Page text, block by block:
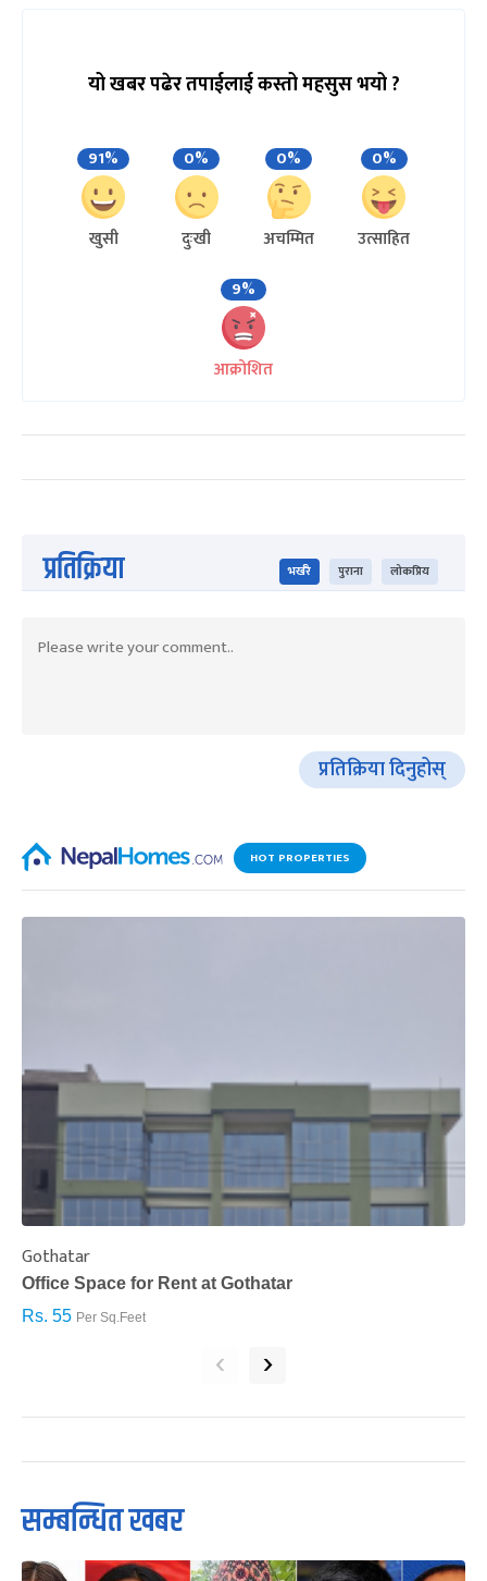
यो खबर पढेर तपाईलाई कस्तो महसुस भयो ?
91%
खुसी
0%
दुःखी
0%
अचम्मित
0%
उत्साहित
9%
आक्रोशित
प्रतिक्रिया भर्खरै पुराना लोकप्रिय
प्रतिक्रिया दिनुहोस्
HOT PROPERTIES
Gothatar
Office Space for Rent at Gothatar
Rs. 55 Per Sq.Feet
‹ ›
सम्बन्धित खबर